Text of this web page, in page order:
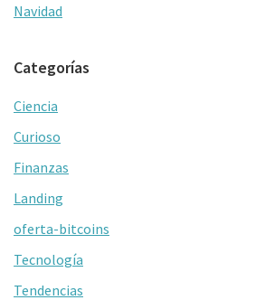
Navidad
Categorías
Ciencia
Curioso
Finanzas
Landing
oferta-bitcoins
Tecnología
Tendencias